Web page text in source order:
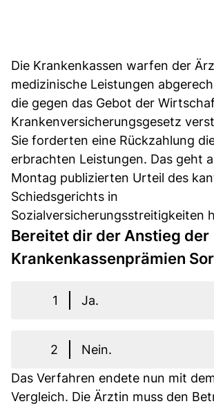
Die Krankenkassen warfen der
medizinische Leistungen
die gegen das Gebot der
Krankenversicherungsgesetz
Sie forderten eine Rückzahlung
erbrachten Leistungen. Das geht
Montag publizierten Urteil des
Schiedsgerichts in
Sozialversicherungsstreitigkeiten
Bereitet dir der Anstieg der
Krankenkassenprämien
1 Ja.
2
Nein.
Das Verfahren endete nun mit
Vergleich. Die Ärztin muss den